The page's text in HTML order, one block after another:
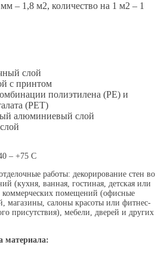
– 1,8 м2, количество на 1 м2 – 1
слой
с принтом
полиэтилена (PE) и
(PET)
алюминиевый слой
– +75 С
работы: декорирование стен во
(кухня, ванная, гостиная, детская или
коммерческих помещений (офисные
магазины, салоны красоты или фитнес-
присутствия), мебели, дверей и других
материала: